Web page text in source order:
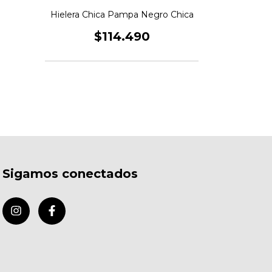
Hielera Chica Pampa Negro Chica
$114.490
Sigamos conectados